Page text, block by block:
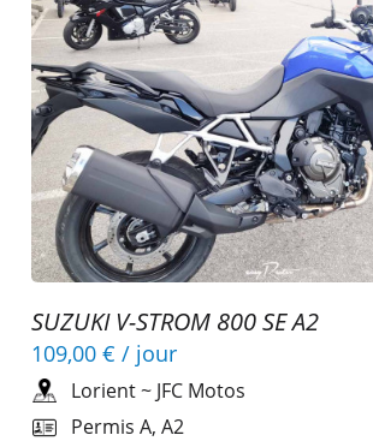
SUZUKI V-STROM 800 SE A2
109,00 € / jour
Lorient~ JFC Motos
Permis A, A2